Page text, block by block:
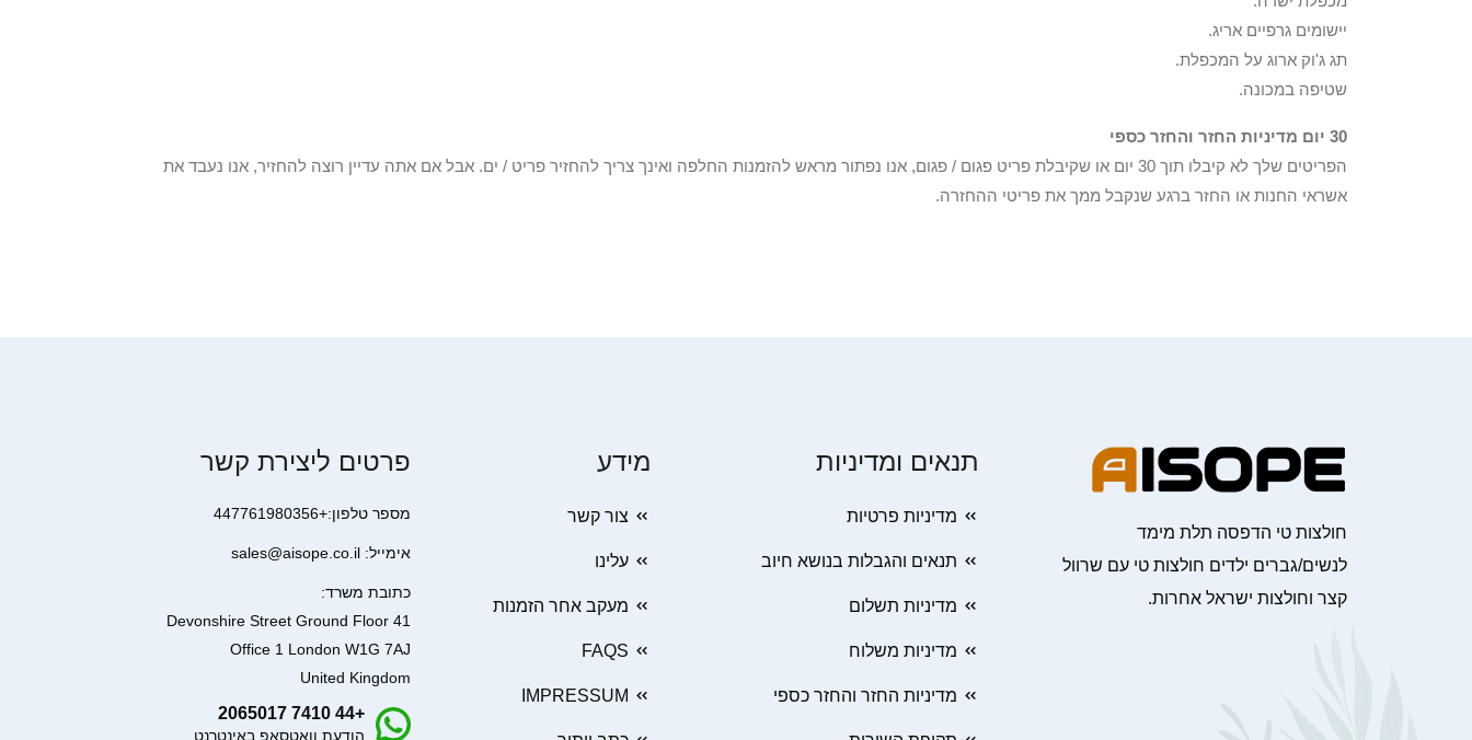
יישומים גרפיים אריג.
תג ג'וק ארוג על המכפלת.
שטיפה במכונה.
30 יום מדיניות החזר והחזר כספי
הפריטים שלך לא קיבלו תוך 30 יום או שקיבלת פריט פגום / פגום, אנו נפתור מראש להזמנות החלפה ואינך צריך להחזיר פריט / ים. אבל אם אתה עדיין רוצה להחזיר, אנו נעבד את
אשראי החנות או החזר ברגע שנקבל ממך את פריטי ההחזרה.
חולצות טי הדפסה תלת מימד
לנשים/גברים ילדים חולצות טי עם שרוול
קצר וחולצות ישראל אחרות.
תנאים ומדיניות
מדיניות פרטיות
תנאים והגבלות בנושא חיוב
מדיניות תשלום
מדיניות משלוח
מדיניות החזר והחזר כספי
מידע
צור קשר
עלינו
מעקב אחר הזמנות
FAQS
IMPRESSUM
פרטים ליצירת קשר
מספר טלפון:+447761980356
אימייל: sales@aisope.co.il
כתובת משרד:
41 Devonshire Street Ground Floor
Office 1 London W1G 7AJ
United Kingdom
+44 7410 2065017
הודעת וואטסאפ באינטרנט